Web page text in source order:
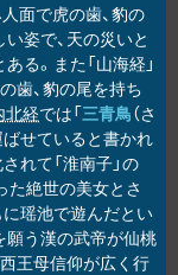
面で虎の歯、豹の
姿で、天の災いと
る。また「山海経」
歯、豹の尾を持ち
北経では「三青鳥（さ
ばせていると書かれ
れて「淮南子」の
た絶世の美女とさ
瑶池で遊んだとい
を願う漢の武帝が仙桃
王母信仰が広く行